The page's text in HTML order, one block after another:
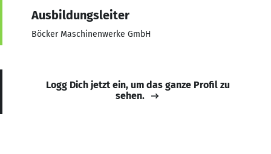
Ausbildungsleiter
Böcker Maschinenwerke GmbH
Logg Dich jetzt ein, um das ganze Profil zu
sehen.